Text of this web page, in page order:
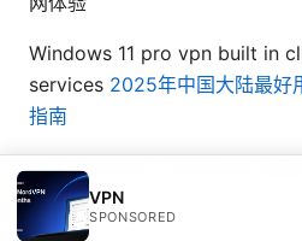
Windows 11 pro vpn built in
services 2025年中国大陆最好
指南
Vpn extension microsoft edge
VPN
SPONSORED